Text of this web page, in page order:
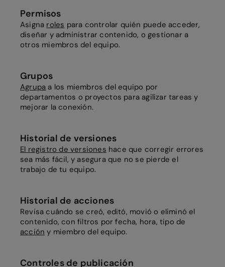
Permisos
Asigna roles para controlar quién puede acceder,
diseñar y administrar contenido, o gestionar a
otros miembros del equipo.
Grupos
Agrupa a los miembros del equipo por
departamentos o proyectos para agilizar tareas y
mejorar la conexión.
Historial de versiones
El registro de versiones hace que corregir errores
sea más fácil, y asegura que no se pierde el
trabajo de tu equipo.
Historial de acciones
Revisa cuándo se creó, editó, movió o eliminó el
contenido, con filtros por fecha, hora, tipo de
acción y miembro del equipo.
Controles de publicación